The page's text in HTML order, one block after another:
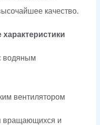
качество.
водяным
вентилятором
вращающихся и